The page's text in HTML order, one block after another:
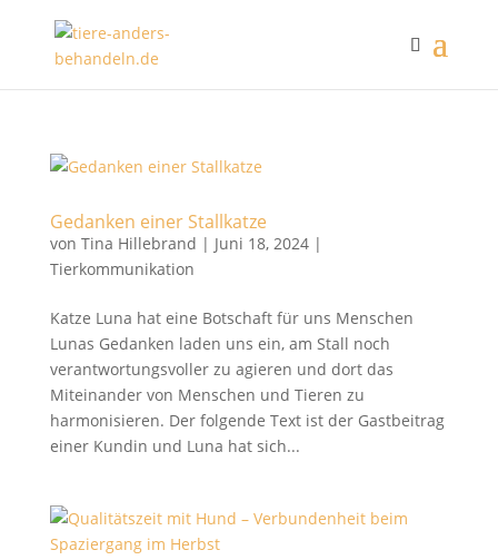
Gedanken einer Stallkatze
von Tina Hillebrand | Juni 18, 2024|
Tierkommunikation
Katze Luna hat eine Botschaft für uns Menschen
Lunas Gedanken laden uns ein, am Stall noch
verantwortungsvoller zu agieren und dort das
Miteinander von Menschen und Tieren zu
harmonisieren. Der folgende Text ist der Gastbeitrag
einer Kundin und Luna hat sich...